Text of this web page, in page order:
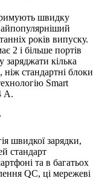
швидку
років випуску.
2 і більше портів
заряджати кілька
стандартні блоки
Smart
А.
швидкої зарядки,
стандарт
та в багатьох
QC, ці мережеві